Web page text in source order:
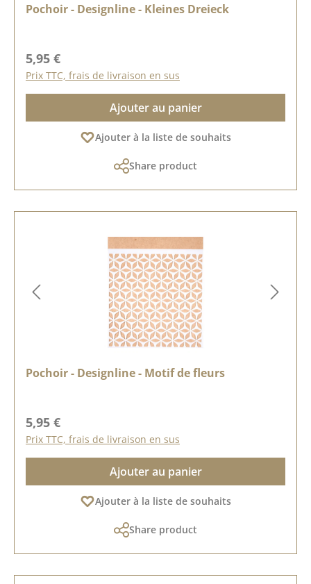
Pochoir - Designline - Kleines Dreieck
Prix régulier :
5,95 €
Prix TTC, frais de livraison en sus
Ajouter au panier
Ajouter à la liste de souhaits
Share product
Pochoir - Designline - Motif de fleurs
Prix régulier :
5,95 €
Prix TTC, frais de livraison en sus
Ajouter au panier
Ajouter à la liste de souhaits
Share product